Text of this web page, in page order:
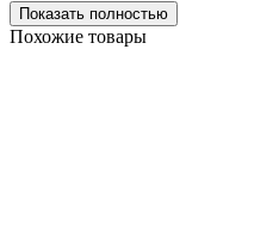
Показать полностью
Похожие товары